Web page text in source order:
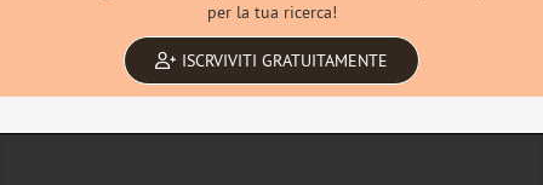
per la tua ricerca!
ISCRVIVITI GRATUITAMENTE